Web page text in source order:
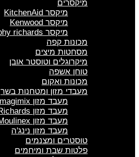
מיקסרים
מיקסר KitchenAid
מיקסר Kenwood
מיקסר morphy richards
מכונות קפה
מסחטות מיצים
מיקרוגלים וטוסטר אובן
טוחן אשפה
מכונות ואקום
מעבדי מזון ומטחנות בשר
מעבד מזון magimix
מעבד מזון Morphy Richards
מעבד מזון Moulinex
מעבד מזון נינג'ה
טוסטרים ומצנמים
פלטות שבת ומיחמים